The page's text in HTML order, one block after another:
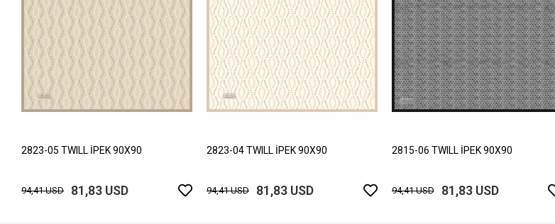
2823-05 TWILL İPEK 90X90
94,41 USD 81,83 USD
2823-04 TWILL İPEK 90X90
94,41 USD 81,83 USD
2815-06 TWILL İPEK 90X90
94,41 USD 81,83 USD